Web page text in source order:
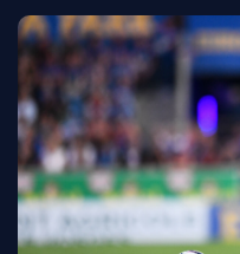
MERCATO
CDM 2026
EDF
PSG
LIGUE 1
REAL MADRID
FC BARCELONE
MANCHESTER UNITED